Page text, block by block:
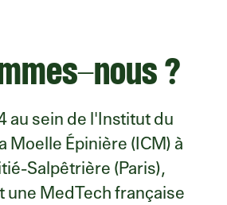
nous ?
au sein de l'Institut du
Moelle Épinière (ICM) à
Salpêtrière (Paris),
une MedTech française